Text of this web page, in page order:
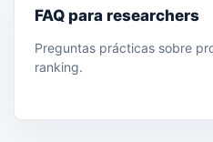
FAQ para researchers
Preguntas prácticas sobre
ranking.